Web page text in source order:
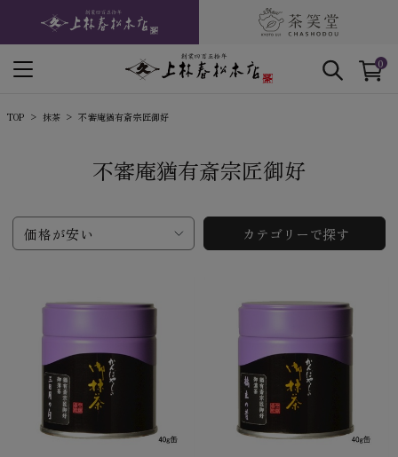
0
TOP 抹茶 不審庵猶有斎宗匠御好
不審庵猶有斎宗匠御好
価格が安い カテゴリーで探す